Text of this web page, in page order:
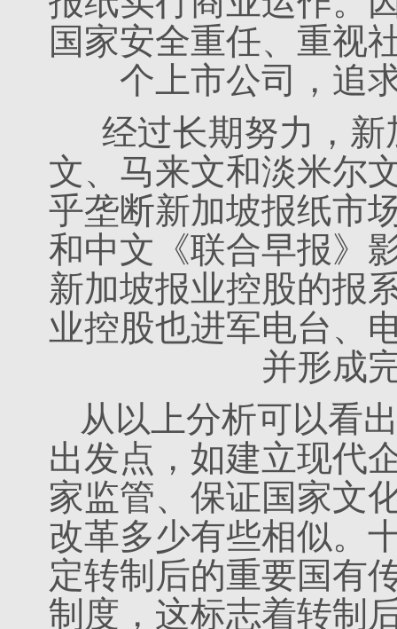
国家安全重任、重视
个上市公司，追
经过长期努力，
文、马来文和淡米尔
乎垄断新加坡报纸市
和中文《联合早报》
新加坡报业控股的报
业控股也进军电台、
并形成
从以上分析可以看
出发点，如建立现代
家监管、保证国家文
改革多少有些相似。
定转制后的重要国有
制度，这标志着转制